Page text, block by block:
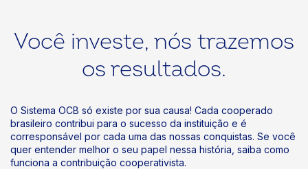
Você investe, nós trazemos
os resultados.
O Sistema OCB só existe por sua causa! Cada cooperado
brasileiro contribui para o sucesso da instituição e é
corresponsável por cada uma das nossas conquistas. Se você
quer entender melhor o seu papel nessa história, saiba como
funciona a contribuição cooperativista.